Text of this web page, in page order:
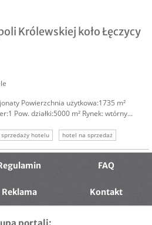
Królewskiej koło Łęczycy
Powierzchnia użytkowa:1735 m²
Pow. działki:5000 m² Rynek: wtórny...
hotelu
hotel na sprzedaż
w nieruchomości
FAQ
Reklama Kontakt